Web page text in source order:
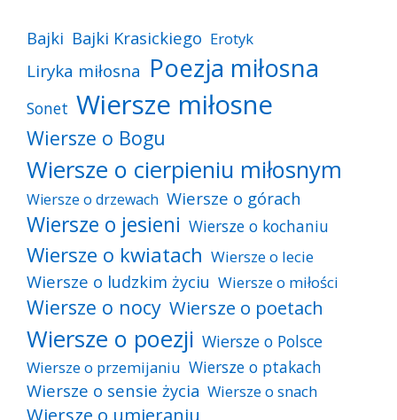
Bajki Bajki Krasickiego Erotyk
Liryka miłosna Poezja miłosna
Sonet Wiersze miłosne
Wiersze o Bogu
Wiersze o cierpieniu miłosnym
Wiersze o drzewach Wiersze o górach
Wiersze o jesieni Wiersze o kochaniu
Wiersze o kwiatach Wiersze o lecie
Wiersze o ludzkim życiu Wiersze o miłości
Wiersze o nocy Wiersze o poetach
Wiersze o poezji Wiersze o Polsce
Wiersze o przemijaniu Wiersze o ptakach
Wiersze o sensie życia Wiersze o snach